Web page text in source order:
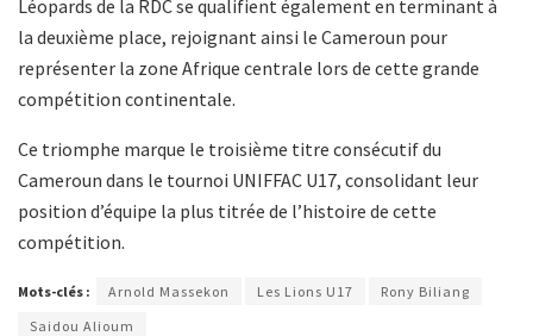
Léopards de la RDC se qualifient également en terminant à
la deuxième place, rejoignant ainsi le Cameroun pour
représenter la zone Afrique centrale lors de cette grande
compétition continentale.
Ce triomphe marque le troisième titre consécutif du
Cameroun dans le tournoi UNIFFAC U17, consolidant leur
position d’équipe la plus titrée de l’histoire de cette
compétition.
Mots-clés : Arnold Massekon Les Lions U17
Rony Biliang
Saidou Alioum